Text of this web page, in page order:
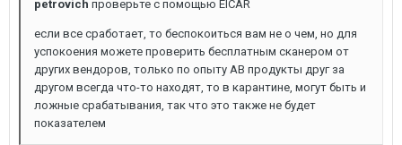
petrovich проверьте с помощью EICAR
если все сработает, то беспокоиться вам не о чем, но для
успокоения можете проверить бесплатным сканером от
других вендоров, только по опыту АВ продукты друг за
другом всегда что-то находят, то в карантине, могут быть и
ложные срабатывания, так что это также не будет
показателем